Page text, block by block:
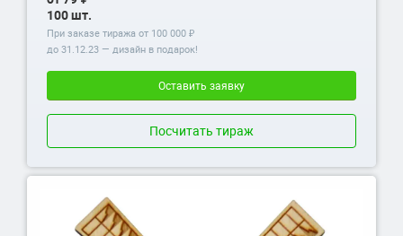
100 шт.
При заказе тиража от 100 000 ₽
до 31.12.23 — дизайн в подарок!
Оставить заявку
Посчитать тираж